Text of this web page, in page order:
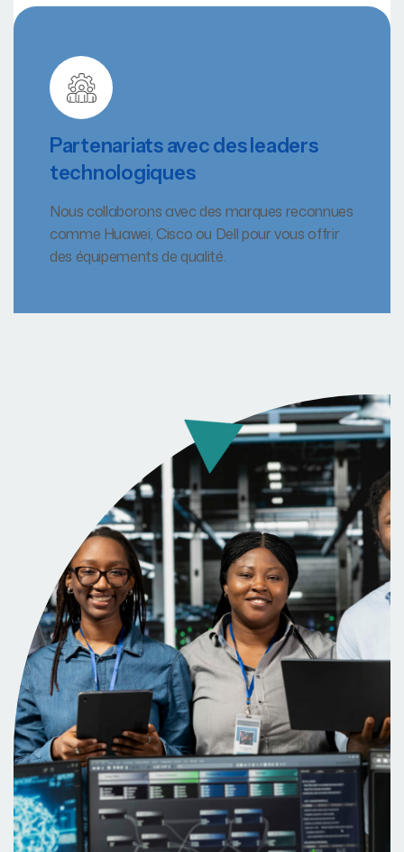
Partenariats avec des leaders
technologiques
Nous collaborons avec des marques reconnues
comme Huawei, Cisco ou Dell pour vous offrir
des équipements de qualité.